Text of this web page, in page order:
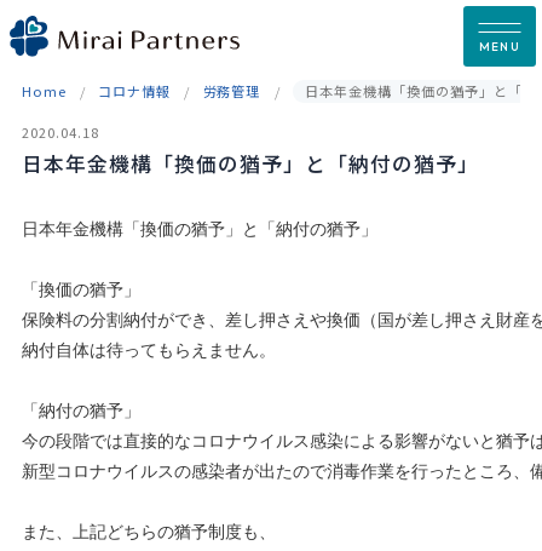
Skip
to
MENU
Home コロナ情報 労務管理 日本年金機構「換価の猶予」と「納
2020.04.18
日本年金機構「換価の猶予」と「納付の猶予」
日本年金機構「換価の猶予」と「納付の猶予」
「換価の猶予」
保険料の分割納付ができ、差し押さえや換価（国が差し押さえ財
納付自体は待ってもらえません。
「納付の猶予」
今の段階では直接的なコロナウイルス感染による影響がないと猶予
新型コロナウイルスの感染者が出たので消毒作業を行ったところ、
また、上記どちらの猶予制度も、